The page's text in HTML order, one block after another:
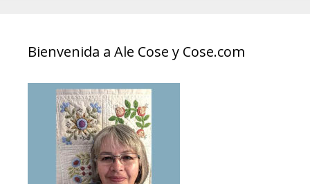
Bienvenida a Ale Cose y Cose.com